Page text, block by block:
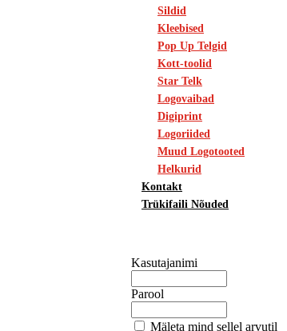
Sildid
Kleebised
Pop Up Telgid
Kott-toolid
Star Telk
Logovaibad
Digiprint
Logoriided
Muud Logotooted
Helkurid
Kontakt
Trükifaili Nõuded
Kasutajanimi
Parool
Mäleta mind sellel arvutil